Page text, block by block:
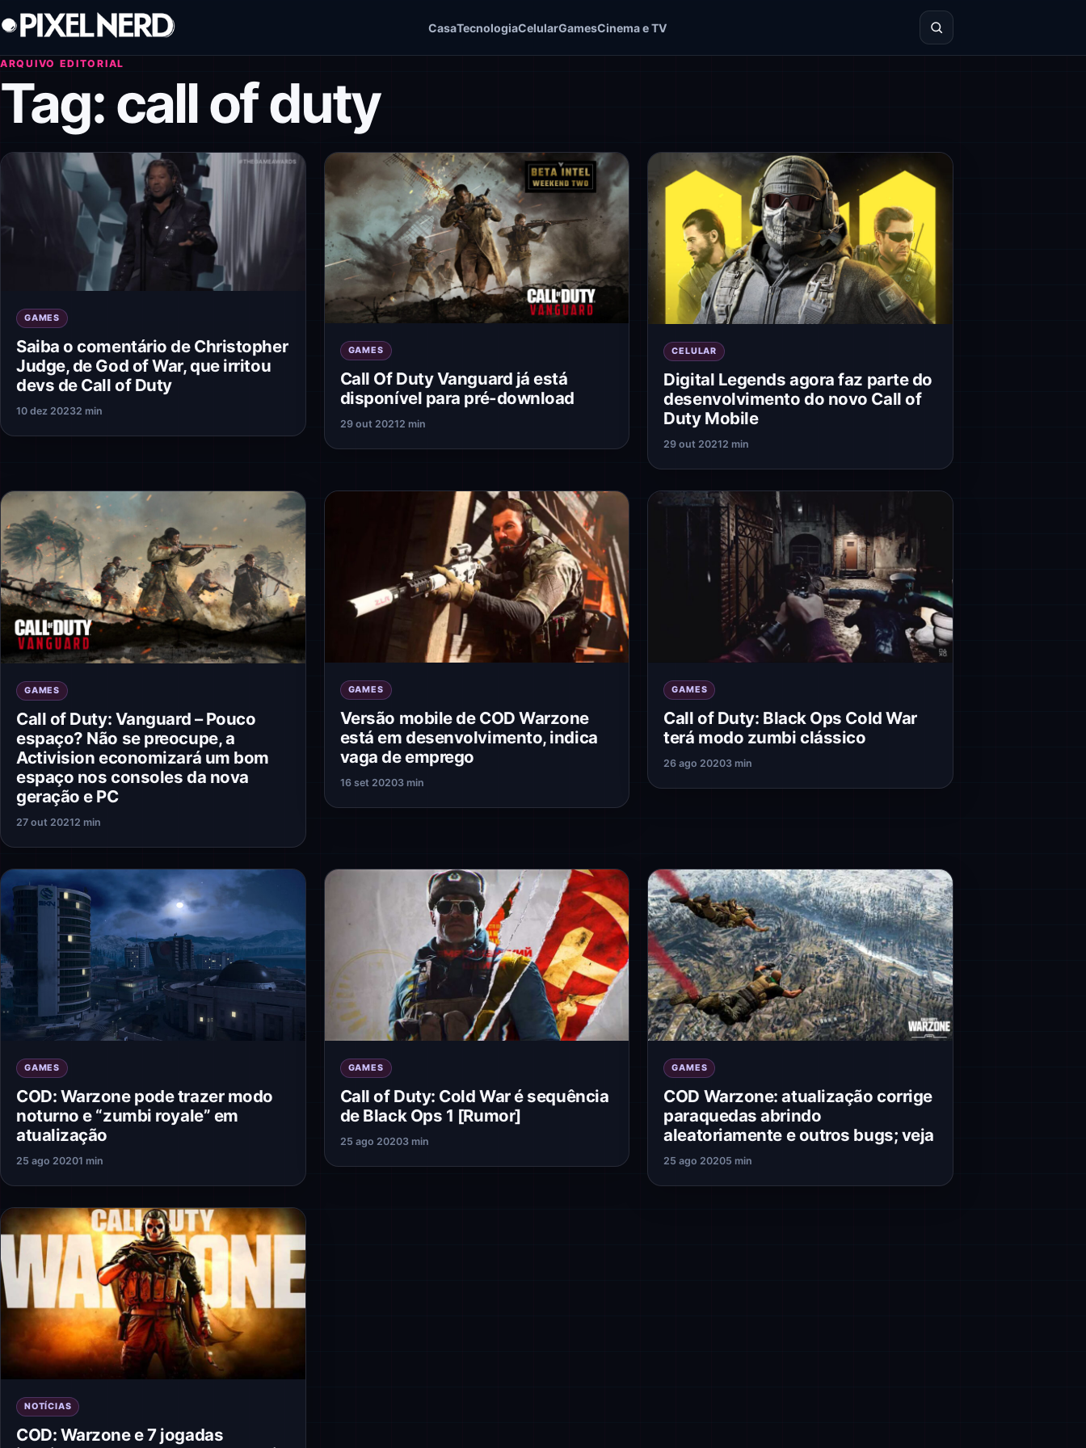
Pular para o conteúdo
CasaTecnologiaCelularGamesCinema e TV
ARQUIVO EDITORIAL
Tag:call of duty
GAMES
Saiba o comentário de Christopher
Judge, de God of War, que irritou
devs de Call of Duty
10 dez 20232 min
GAMES
Call Of Duty Vanguard já está
disponível para pré-download
29 out 20212 min
CELULAR
Digital Legends agora faz parte do
desenvolvimento do novo Call of
Duty Mobile
29 out 20212 min
GAMES
Call of Duty: Vanguard – Pouco
espaço? Não se preocupe, a
Activision economizará um bom
espaço nos consoles da nova
geração e PC
27 out 20212 min
GAMES
Versão mobile de COD Warzone
está em desenvolvimento, indica
vaga de emprego
16 set 20203 min
GAMES
Call of Duty: Black Ops Cold War
terá modo zumbi clássico
26 ago 20203 min
GAMES
COD: Warzone pode trazer modo
noturno e “zumbi royale” em
atualização
25 ago 20201 min
GAMES
Call of Duty: Cold War é sequência
de Black Ops 1 [Rumor]
25 ago 20203 min
GAMES
COD Warzone: atualização corrige
paraquedas abrindo
aleatoriamente e outros bugs; veja
25 ago 20205 min
NOTÍCIAS
COD: Warzone e 7 jogadas